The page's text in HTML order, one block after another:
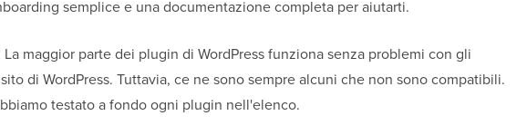
semplice e una documentazione completa per aiutarti.
La maggior parte dei plugin di WordPress funziona senza problemi con gli
di WordPress. Tuttavia, ce ne sono sempre alcuni che non sono compatibili.
testato a fondo ogni plugin nell'elenco.